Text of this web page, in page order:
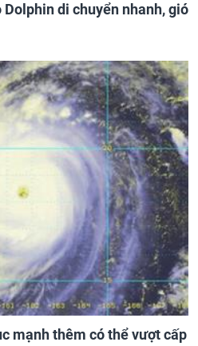
di chuyển nhanh, gió
mạnh thêm có thể vượt cấp